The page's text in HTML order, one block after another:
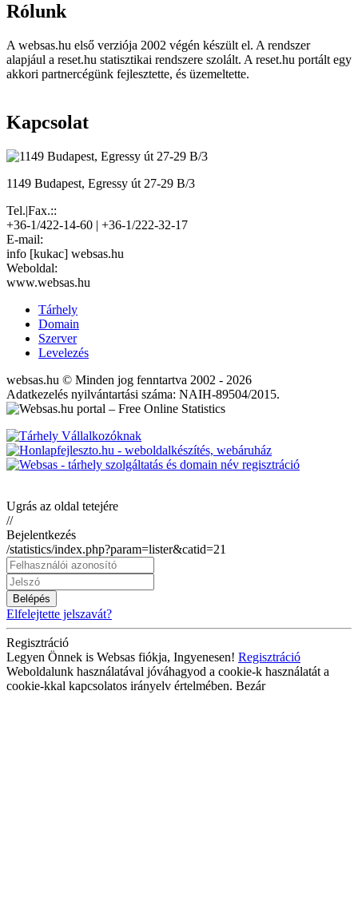
Rólunk
A websas.hu első verziója 2002 végén készült el. A rendszer
alapjául a reset.hu statisztikai rendszere szolált. A reset.hu portált egy
akkori partnercégünk fejlesztette, és üzemeltette.
Kapcsolat
1149 Budapest, Egressy út 27-29 B/3
Tel.|Fax.::
+36-1/422-14-60 | +36-1/222-32-17
E-mail:
info [kukac] websas.hu
Weboldal:
www.websas.hu
Tárhely
Domain
Szerver
Levelezés
websas.hu © Minden jog fenntartva 2002 - 2026
Adatkezelés nyilvántartási száma: NAIH-89504/2015.
Ugrás az oldal tetejére
//
Bejelentkezés
/statistics/index.php?param=lister&catid=21
Belépés
Elfelejtette jelszavát?
Regisztráció
Legyen Önnek is Websas fiókja, Ingyenesen! Regisztráció
Weboldalunk használatával jóváhagyod a cookie-k használatát a
cookie-kkal kapcsolatos irányelv értelmében. Bezár